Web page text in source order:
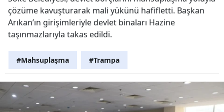
çözüme kavuşturarak mali yükünü hafifletti. Başkan
Arıkan’ın girişimleriyle devlet binaları Hazine
taşınmazlarıyla takas edildi.
#Mahsuplaşma #Trampa